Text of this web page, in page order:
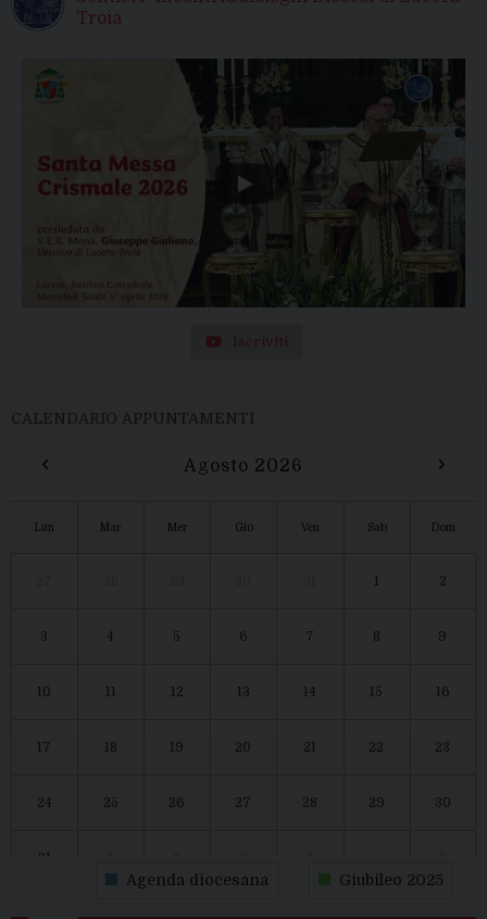
Troia
Iscriviti
CALENDARIO APPUNTAMENTI
‹ Agosto 2026 ›
Lun Mar Mer Gio Ven Sab Dom
2
3 4 5 6 7 8 9
10 12 13 14 15 16
17 18 19 20 21 22 23
24 25 26 27 28 29 30
31
Agenda diocesana Giubileo 2025